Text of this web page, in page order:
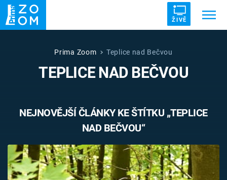
ŽIVĚ
ZRÁDCI UFO DRUHÁ SVĚTOVÁ VÁLKA
ZÁHADY VETŘELCI DÁVNOVĚKU
Témata
Prima Zoom Teplice nad Bečvou
TEPLICE NAD BEČVOU
NEJNOVĚJŠÍ ČLÁNKY KE ŠTÍTKU „TEPLICE
NAD BEČVOU“